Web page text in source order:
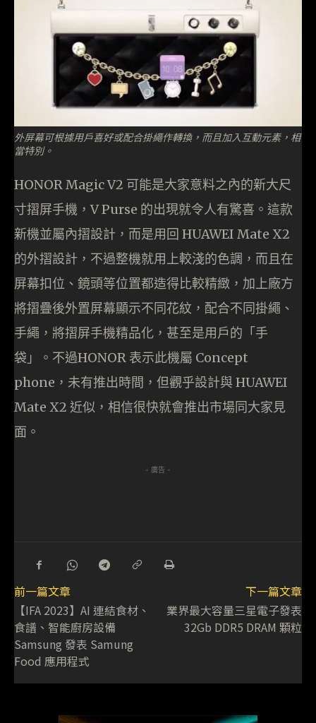
外屏幕可根據用戶喜好或配合掛繩作轉換，而且加入互動元素，相
當特別。
HONOR Magic V2 可能是大家意料之內的新大尺
寸摺屏手機，V Purse 的出現就令人有驚喜。這款
新機並屬內摺設計，而是用回 HUAWEI Mate X2
的外摺設計，不過整機就用上較淺的色調，而且在
屏幕扣位、鏡頭等位置都造得比較精緻，加上廠方
將摺疊後外置屏幕顯示不同花紋，配合不同掛繩、
手繩，將摺屏手機精品化，甚至是用戶的「手
袋」。不過HONOR 表示此機屬 Concept
phone，未有推出時間，但觀乎設計與 HUAWEI
Mate X2 近似，相信很快就會推出市場同大家見
面。
- 廣告 -
前一篇文章
【IFA 2023】AI 連結食材、
食譜、智能廚房設備
Samsung 發表 Samung
Food 應用程式
下一篇文章
業界最大容量三星電子發表
32Gb DDR5 DRAM 顆粒